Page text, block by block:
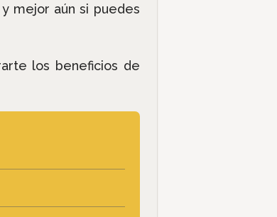
mejor aún si puedes
los beneficios de